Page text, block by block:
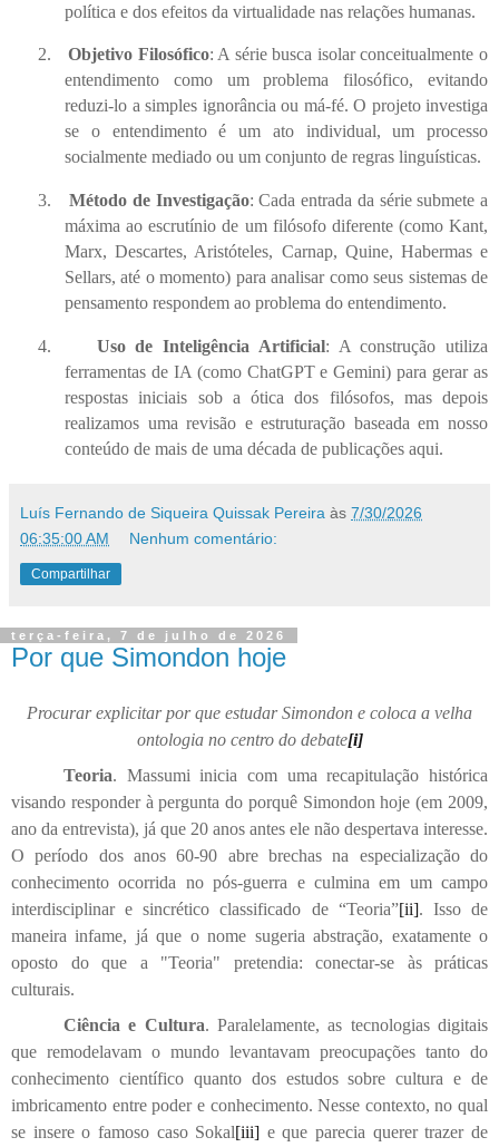
política e dos efeitos da virtualidade nas relações humanas.
2. Objetivo Filosófico: A série busca isolar conceitualmente o
entendimento como um problema filosófico, evitando
reduzi-lo a simples ignorância ou má-fé. O projeto investiga
se o entendimento é um ato individual, um processo
socialmente mediado ou um conjunto de regras linguísticas.
3. Método de Investigação: Cada entrada da série submete a
máxima ao escrutínio de um filósofo diferente (como Kant,
Marx, Descartes, Aristóteles, Carnap, Quine, Habermas e
Sellars, até o momento) para analisar como seus sistemas de
pensamento respondem ao problema do entendimento.
4. Uso de Inteligência Artificial: A construção utiliza
ferramentas de IA (como ChatGPT e Gemini) para gerar as
respostas iniciais sob a ótica dos filósofos, mas depois
realizamos uma revisão e estruturação baseada em nosso
conteúdo de mais de uma década de publicações aqui.
Luís Fernando de Siqueira Quissak Pereira às 7/30/2026
06:35:00 AM
Nenhum comentário:
Compartilhar
terça-feira, 7 de julho de 2026
Por que Simondon hoje
Procurar explicitar por que estudar Simondon e coloca a velha
ontologia no centro do debate[i]
Teoria. Massumi inicia com uma recapitulação histórica
visando responder à pergunta do porquê Simondon hoje (em 2009,
ano da entrevista), já que 20 anos antes ele não despertava interesse.
O período dos anos 60-90 abre brechas na especialização do
conhecimento ocorrida no pós-guerra e culmina em um campo
interdisciplinar e sincrético classificado de “Teoria”[ii]. Isso de
maneira infame, já que o nome sugeria abstração, exatamente o
oposto do que a "Teoria" pretendia: conectar-se às práticas
culturais.
Ciência e Cultura. Paralelamente, as tecnologias digitais
que remodelavam o mundo levantavam preocupações tanto do
conhecimento científico quanto dos estudos sobre cultura e de
imbricamento entre poder e conhecimento. Nesse contexto, no qual
se insere o famoso caso Sokal[iii] e que parecia querer trazer de